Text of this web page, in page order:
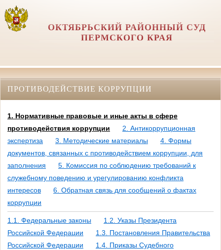
ОКТЯБРЬСКИЙ РАЙОННЫЙ СУД
ПЕРМСКОГО КРАЯ
ПРОТИВОДЕЙСТВИЕ КОРРУПЦИИ
1. Нормативные правовые и иные акты в сфере
противодействия коррупции
2. Антикоррупционная
экспертиза
3. Методические материалы
4. Формы
документов, связанных с противодействием коррупции, для
заполнения
5. Комиссия по соблюдению требований к
служебному поведению и урегулированию конфликта
интересов
6. Обратная связь для сообщений о фактах
коррупции
1.1. Федеральные законы
1.2. Указы Президента
Российской Федерации
1.3. Постановления Правительства
Российской Федерации
1.4. Приказы Судебного